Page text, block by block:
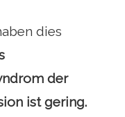
dies
der
ist gering.